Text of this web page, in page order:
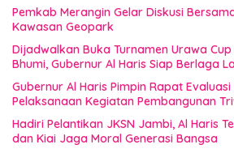
Pemkab Merangin Gelar Diskusi
Kawasan Geopark
Dijadwalkan Buka Turnamen Urawa
Bhumi, Gubernur Al Haris Siap Berlaga
Gubernur Al Haris Pimpin Rapat
Pelaksanaan Kegiatan Pembangunan
Hadiri Pelantikan JKSN Jambi, Al Haris
dan Kiai Jaga Moral Generasi Bangsa